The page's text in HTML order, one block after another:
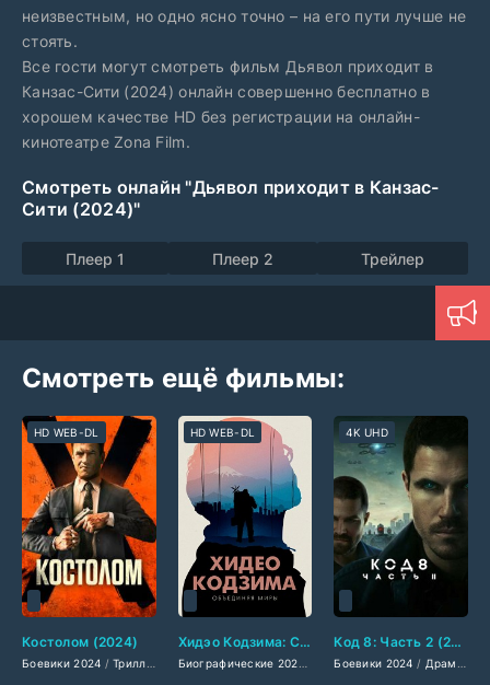
неизвестным, но одно ясно точно – на его пути лучше не
стоять.
Все гости могут смотреть фильм Дьявол приходит в
Канзас-Сити (2024) онлайн совершенно бесплатно в
хорошем качестве HD без регистрации на онлайн-
кинотеатре Zona Film.
Смотреть онлайн "Дьявол приходит в Канзас-
Сити (2024)"
Плеер 1 Плеер 2 Трейлер
Смотреть ещё фильмы:
Костолом (2024)
Боевики 2024 /Триллеры 2024 /Зарубежные фильмы 2024/Фильмы весны
HD WEB-DL
Хидэо Кодзима: Соединяя миры (2024)
Документальные фильмы
HD WEB-DL
Код 8: Часть 2 (2024)
Боевики 2024 / Драмы 2024
4K UHD